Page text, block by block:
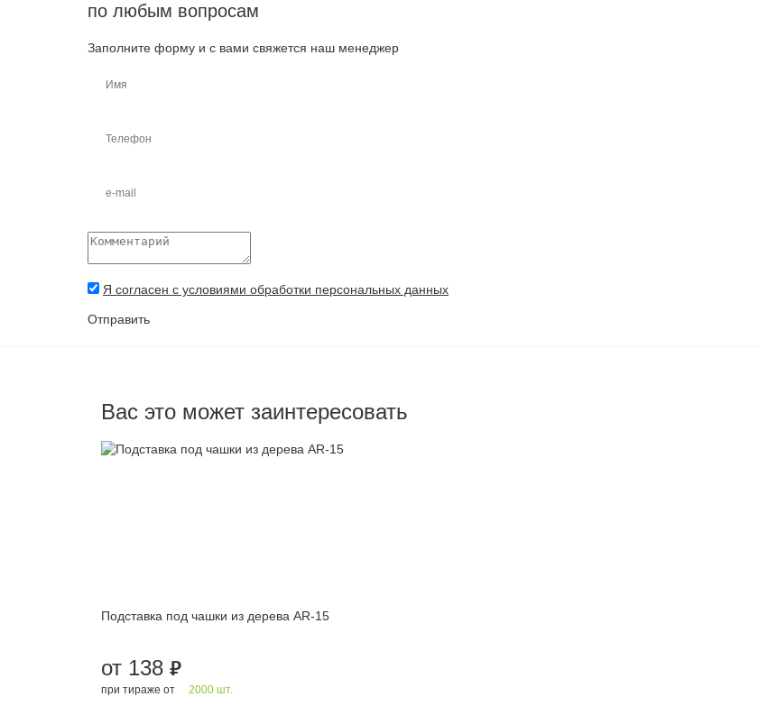
по любым вопросам
Заполните форму и с вами свяжется наш менеджер
Я согласен с условиями обработки персональных данных
Отправить
Вас это может заинтересовать
Подставка под чашки из дерева AR-15
от 138 руб.
при тираже от 2000 шт.